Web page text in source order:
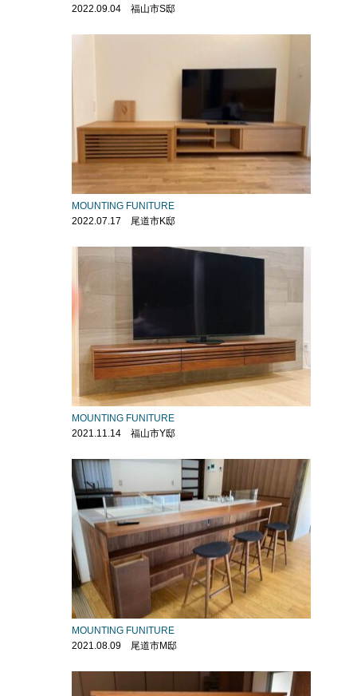
2022.09.04 福山市S邸
MOUNTING FUNITURE
2022.07.17 尾道市K邸
MOUNTING FUNITURE
2021.11.14 福山市Y邸
MOUNTING FUNITURE
2021.08.09 尾道市M邸